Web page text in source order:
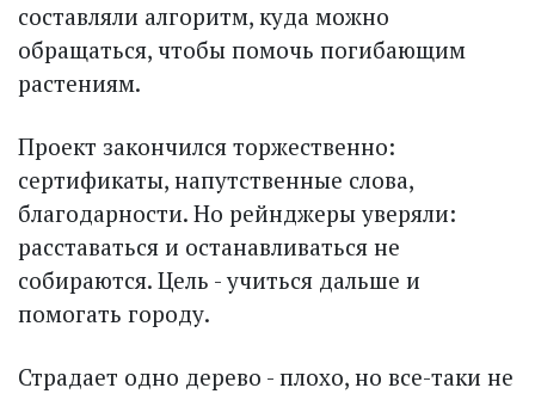
составляли алгоритм, куда можно
обращаться, чтобы помочь погибающим
растениям.
Проект закончился торжественно:
сертификаты, напутственные слова,
благодарности. Но рейнджеры уверяли:
расставаться и останавливаться не
собираются. Цель - учиться дальше и
помогать городу.
Страдает одно дерево - плохо, но все-таки не